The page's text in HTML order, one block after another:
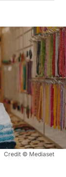
Credit © Mediaset